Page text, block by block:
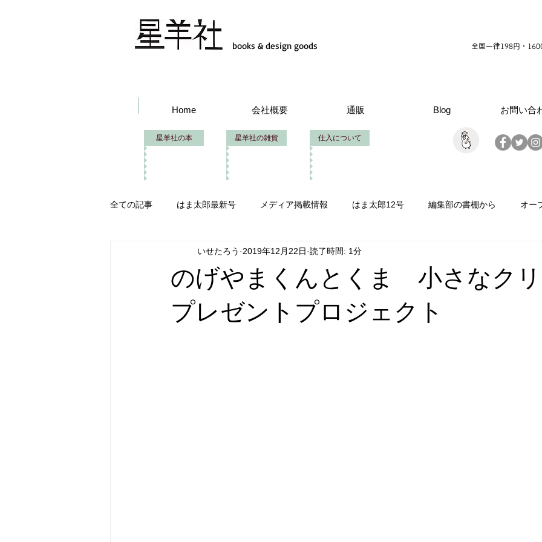
books & design goods 全国一律198円・
Home 会社概要 通販 Blog お問い合
星羊社の本 星羊社の雑貨 仕入について
全ての記事 はま太郎最新号 メディア掲載情報 はま太郎12号 編集部の書棚から オー
イベント出品情報 いせたろうの仕事
横濱市民酒場グルリと オリジナル雑貨 トークイベント めご太郎
のげやまくんとくま 小さなク
プレゼントプロジェクト
いせたろう 2019年12月22日 読了時間: 1分